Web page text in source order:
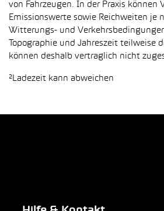
von Fahrzeugen. In der Praxis können
Emissionswerte sowie Reichweiten je
Witterungs- und
Topographie und Jahreszeit teilweise
können deshalb vertraglich nicht
²Ladezeit kann abweichen